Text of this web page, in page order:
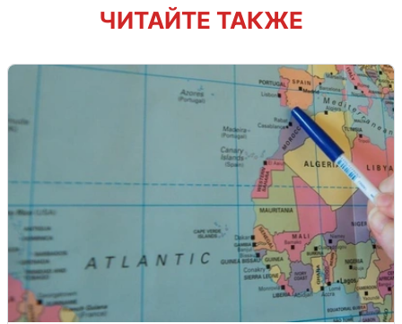
ЧИТАЙТЕ ТАКЖЕ